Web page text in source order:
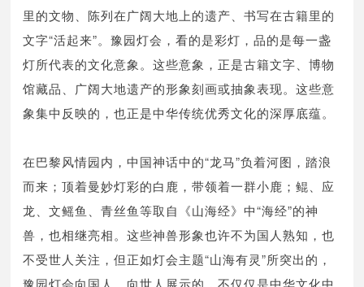
里的文物、陈列在广阔大地上的遗产、书写在古籍里的
文字“活起来”。豫园灯会，看的是彩灯，品的是每一盏
灯所代表的文化意象。这些意象，正是古籍文字、博物
馆藏品、广阔大地遗产的形象刻画或抽象表现。这些意
象集中反映的，也正是中华传统优秀文化的深厚底蕴。
在巴黎风情园内，中国神话中的“龙马”负着河图，踏浪
而来；顶着曼妙灯彩的白鹿，带领着一群小鹿；鲲、应
龙、文鳐鱼、青丝鱼等取自《山海经》中“海经”的神
兽，也相继亮相。这些神兽形象也许不为国人熟知，也
不受世人关注，但正如灯会主题“山海有灵”所突出的，
豫园灯会向国人、向世人展示的，不仅仅是中华文化中